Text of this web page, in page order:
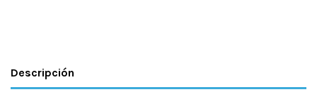
Descripción